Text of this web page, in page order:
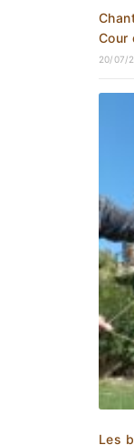
Cour
20/07/
Les